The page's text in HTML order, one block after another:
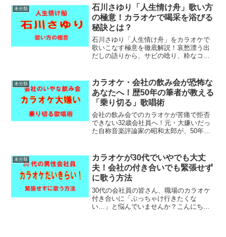
トに躱し、心が劇的に軽くなるヒントが
満載のブログです。
未分類
石川さゆり「人生情け舟」歌い方
の極意！カラオケで喝采を浴びる
秘訣とは？
石川さゆり「人生情け舟」をカラオケで
歌いこなす極意を徹底解説！哀愁漂う出
だしの語りから、サビの唸り、粋なコブ
マスターして、次のカラオケで喝采を浴
びましょう。
未分類
カラオケ・会社の飲み会が恐怖な
あなたへ！歴50年の筆者が教える
「乗り切る」歌唱術
会社の飲み会でのカラオケが苦痛で拒否
できない32歳会社員へ！元・大嫌いだっ
た自称音楽評論家の昭和太郎が、50年の
ん。誰でも実践できる選曲術や盛り上げ
の裏ワザを大公開！
未分類
カラオケが30代でいやでも大丈
夫！会社の付き合いでも緊張せず
に歌う方法
30代の会社員の皆さん、職場のカラオケ
付き合いに「ぶっちゃけ行きたくな
い…」と悩んでいませんか？こんにち